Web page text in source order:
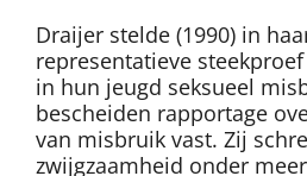
Draijer stelde (1990) in
representatieve
in hun jeugd seksueel
bescheiden rapportage
van misbruik vast. Zij
zwijgzaamheid onder